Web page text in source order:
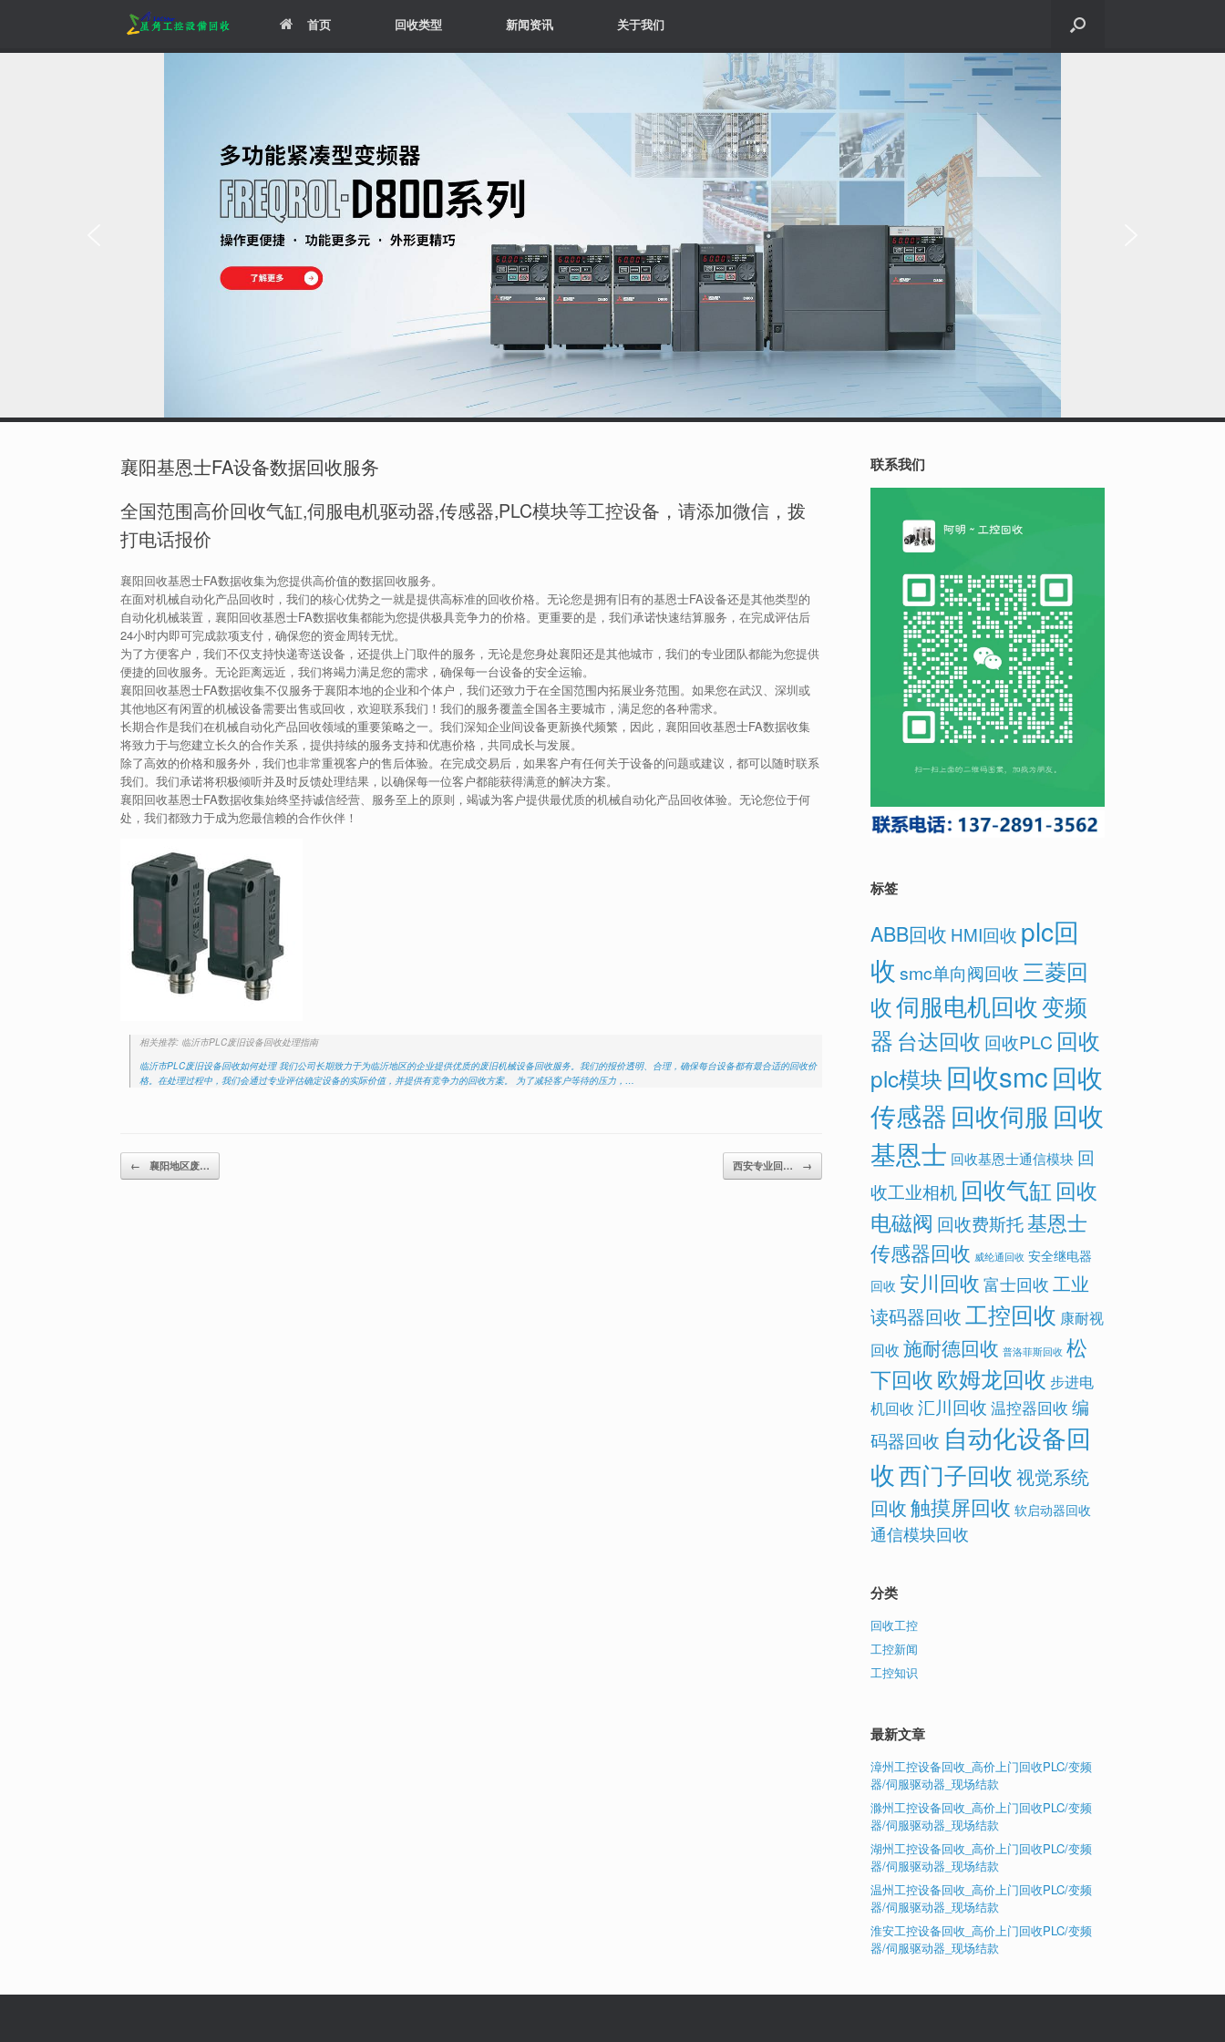
首页 回收类型 新闻资讯 关于我们
襄阳基恩士FA设备数据回收服务
全国范围高价回收气缸,伺服电机驱动器,传感器,PLC模块等工控设备，请添加微信，拨
打电话报价
襄阳回收基恩士FA数据收集为您提供高价值的数据回收服务。
在面对机械自动化产品回收时，我们的核心优势之一就是提供高标准的回收价格。无论您是拥有旧有的基恩士FA设备还是其他类型的
自动化机械装置，襄阳回收基恩士FA数据收集都能为您提供极具竞争力的价格。更重要的是，我们承诺快速结算服务，在完成评估后
24小时内即可完成款项支付，确保您的资金周转无忧。
为了方便客户，我们不仅支持快递寄送设备，还提供上门取件的服务，无论是您身处襄阳还是其他城市，我们的专业团队都能为您提供
便捷的回收服务。无论距离远近，我们将竭力满足您的需求，确保每一台设备的安全运输。
襄阳回收基恩士FA数据收集不仅服务于襄阳本地的企业和个体户，我们还致力于在全国范围内拓展业务范围。如果您在武汉、深圳或
其他地区有闲置的机械设备需要出售或回收，欢迎联系我们！我们的服务覆盖全国各主要城市，满足您的各种需求。
长期合作是我们在机械自动化产品回收领域的重要策略之一。我们深知企业间设备更新换代频繁，因此，襄阳回收基恩士FA数据收集
将致力于与您建立长久的合作关系，提供持续的服务支持和优惠价格，共同成长与发展。
除了高效的价格和服务外，我们也非常重视客户的售后体验。在完成交易后，如果客户有任何关于设备的问题或建议，都可以随时联系
我们。我们承诺将积极倾听并及时反馈处理结果，以确保每一位客户都能获得满意的解决方案。
襄阳回收基恩士FA数据收集始终坚持诚信经营、服务至上的原则，竭诚为客户提供最优质的机械自动化产品回收体验。无论您位于何
处，我们都致力于成为您最信赖的合作伙伴！
相关推荐: 临沂市PLC废旧设备回收处理指南
临沂市PLC废旧设备回收如何处理 我们公司长期致力于为临沂地区的企业提供优质的废旧机械设备回收服务。我们的报价透明、合理，确保每台设备都有最合适的回收价
格。在处理过程中，我们会通过专业评估确定设备的实际价值，并提供有竞争力的回收方案。 为了减轻客户等待的压力，…
Post navigation
← 襄阳地区废… 西安专业回… →
联系我们
标签
ABB回收 HMI回收 plc回
收 smc单向阀回收三菱回
收伺服电机回收变频
器 台达回收 回收PLC 回收
plc模块 回收smc回收
传感器回收伺服 回收
基恩士 回收基恩士通信模块 回
收工业相机 回收气缸 回收
电磁阀 回收费斯托基恩士
传感器回收 威纶通回收 安全继电器
回收 安川回收 富士回收 工业
读码器回收工控回收 康耐视
回收 施耐德回收 普洛菲斯回收 松
下回收欧姆龙回收 步进电
机回收 汇川回收 温控器回收 编
码器回收 自动化设备回
收西门子回收视觉系统
回收触摸屏回收 软启动器回收
通信模块回收
分类
回收工控
工控新闻
工控知识
最新文章
漳州工控设备回收_高价上门回收PLC/变频
器/伺服驱动器_现场结款
滁州工控设备回收_高价上门回收PLC/变频
器/伺服驱动器_现场结款
湖州工控设备回收_高价上门回收PLC/变频
器/伺服驱动器_现场结款
温州工控设备回收_高价上门回收PLC/变频
器/伺服驱动器_现场结款
淮安工控设备回收_高价上门回收PLC/变频
器/伺服驱动器_现场结款